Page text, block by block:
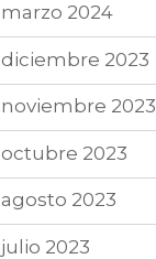
marzo 2024
diciembre 2023
noviembre 2023
octubre 2023
agosto 2023
julio 2023